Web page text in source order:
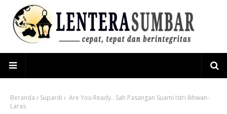
Beranda Supardi
Are You Ready.. Sah Pasangan Suami Istri Ikhwan-
Laras